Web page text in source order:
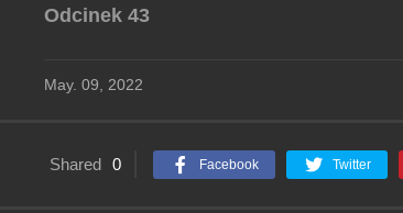
Odcinek 43
May. 09, 2022
Shared 0 Facebook Twitter